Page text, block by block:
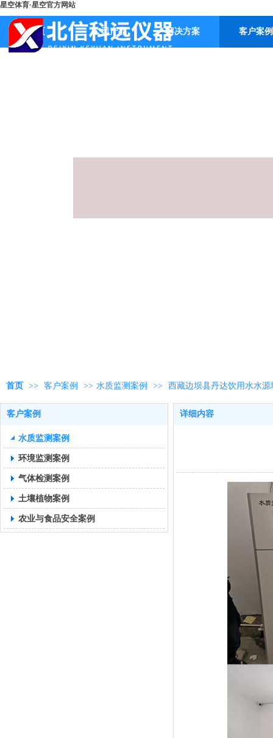
星空体育·星空官方网站
首页 公司产品 解决方案 客户案例
首页 >> 客户案例 >> 水质监测案例 >> 西藏边坝县丹达饮用水水源
客户案例
水质监测案例
环境监测案例
气体检测案例
土壤植物案例
农业与食品安全案例
详细内容